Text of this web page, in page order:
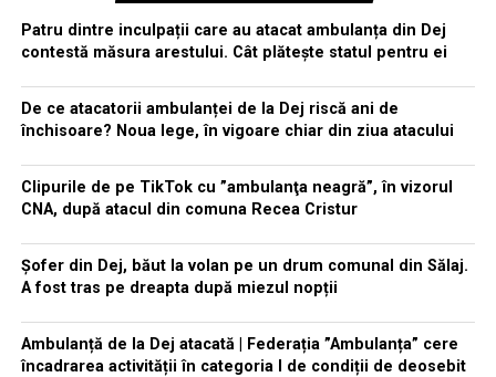
Patru dintre inculpații care au atacat ambulanța din Dej
contestă măsura arestului. Cât plăteşte statul pentru ei
De ce atacatorii ambulanței de la Dej riscă ani de
închisoare? Noua lege, în vigoare chiar din ziua atacului
Clipurile de pe TikTok cu ”ambulanţa neagră”, în vizorul
CNA, după atacul din comuna Recea Cristur
Șofer din Dej, băut la volan pe un drum comunal din Sălaj.
A fost tras pe dreapta după miezul nopții
Ambulanță de la Dej atacată | Federația ”Ambulanța” cere
încadrarea activității în categoria I de condiții de deosebit